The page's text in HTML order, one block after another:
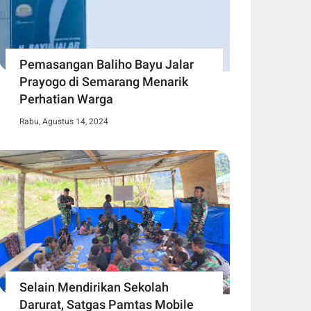
Pemasangan Baliho Bayu Jalar
Prayogo di Semarang Menarik
Perhatian Warga
Rabu, Agustus 14, 2024
Selain Mendirikan Sekolah
Darurat, Satgas Pamtas Mobile